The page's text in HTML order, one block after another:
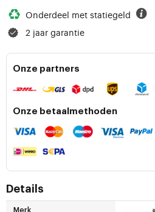
Onderdeel met statiegeld
2 jaar garantie
Onze partners
Onze betaalmethoden
Details
Merk